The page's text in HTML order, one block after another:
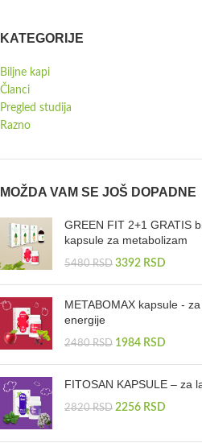
KATEGORIJE
Biljne kapi
Članci
Pregled studija
Razno
MOŽDA VAM SE JOŠ DOPADNE
GREEN FIT 2+1 GRATIS
kapsule za metabolizam
5480RSD 3392 RSD
METABOMAX kapsule -
energije
2480RSD 1984 RSD
FITOSAN KAPSULE – za
2820RSD 2256 RSD